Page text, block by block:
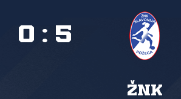
ŽNK
0 : 5